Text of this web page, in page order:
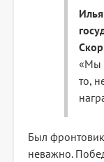
«Мы
то,
Был
неважно.